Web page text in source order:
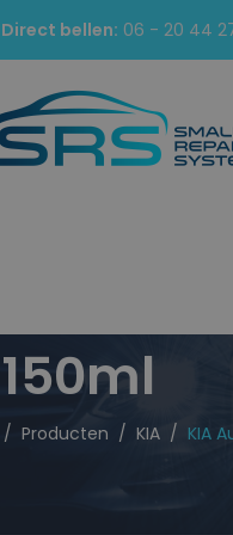
Direct bellen: 06 - 20 44
KIA
150ml
/ Producten / KIA / KIA